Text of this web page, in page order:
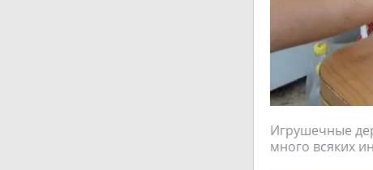
Игрушечные
много всяких